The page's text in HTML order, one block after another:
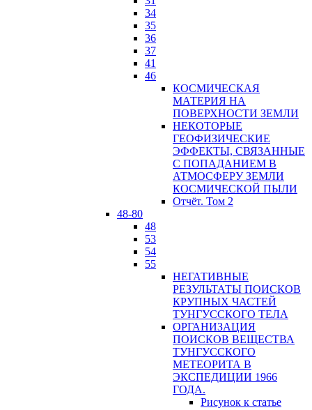
34
35
36
37
41
46
КОСМИЧЕСКАЯ
МАТЕРИЯ НА
ПОВЕРХНОСТИ ЗЕМЛИ
НЕКОТОРЫЕ
ГЕОФИЗИЧЕСКИЕ
ЭФФЕКТЫ, СВЯЗАННЫЕ
С ПОПАДАНИЕМ В
АТМОСФЕРУ ЗЕМЛИ
КОСМИЧЕСКОЙ ПЫЛИ
Отчёт. Том 2
48-80
48
53
54
55
НЕГАТИВНЫЕ
РЕЗУЛЬТАТЫ ПОИСКОВ
КРУПНЫХ ЧАСТЕЙ
ТУНГУССКОГО ТЕЛА
ОРГАНИЗАЦИЯ
ПОИСКОВ ВЕЩЕСТВА
ТУНГУССКОГО
МЕТЕОРИТА В
ЭКСПЕДИЦИИ 1966
ГОДА.
Рисунок к статье